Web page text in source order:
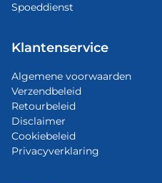
Spoeddienst
Klantenservice
Algemene voorwaarden
Verzendbeleid
Retourbeleid
Disclaimer
Cookiebeleid
Privacyverklaring